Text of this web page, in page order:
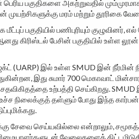
பகுதிகளை அகற்றுவதில்
மரம் மற்றும் தூரிகை
பகுதியில் பணிபுரியும்
கிரிஸ்டல் பேசின் பகுதியில் உள்ள
(UARP) இல் உள்ள SMUD இன் நீர்மின்
இது சுமார் 700 மெகாவாட்
உற்பத்தி செய்கிறது. SMUD
நிலைக்குத் தள்ளும் போது இந்த
சேவை செய்யவில்லை என்றாலும்,
வேலைகளைத்